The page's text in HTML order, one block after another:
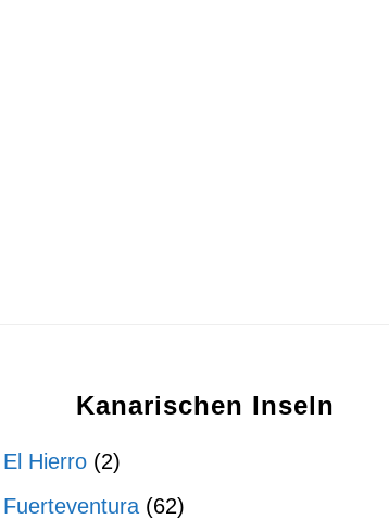
Kanarischen Inseln
El Hierro (2)
Fuerteventura (62)